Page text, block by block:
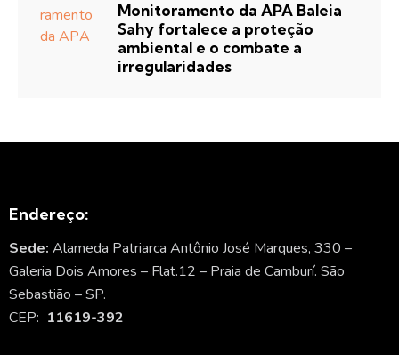
Monitoramento da APA Baleia
Sahy fortalece a proteção
ambiental e o combate a
irregularidades
Endereço:
Sede: Alameda Patriarca Antônio José Marques, 330 –
Galeria Dois Amores – Flat.12 – Praia de Camburí. São
Sebastião – SP.
CEP: 11619-392